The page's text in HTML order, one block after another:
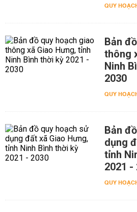
QUY
Bản
thông
Ninh
2030
QUY
Bản
dụng
tỉnh
2021 -
QUY